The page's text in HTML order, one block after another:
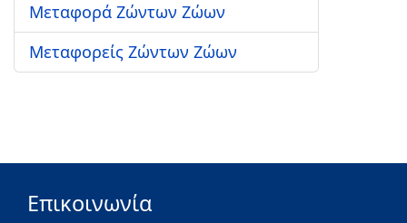
Μεταφορά Ζώντων Ζώων
Μεταφορείς Ζώντων Ζώων
Επικοινωνία